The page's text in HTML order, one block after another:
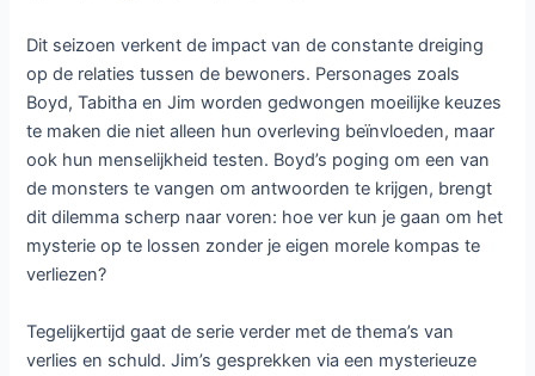
Dit seizoen verkent de impact van de constante dreiging
op de relaties tussen de bewoners. Personages zoals
Boyd, Tabitha en Jim worden gedwongen moeilijke keuzes
te maken die niet alleen hun overleving beïnvloeden, maar
ook hun menselijkheid testen. Boyd’s poging om een van
de monsters te vangen om antwoorden te krijgen, brengt
dit dilemma scherp naar voren: hoe ver kun je gaan om het
mysterie op te lossen zonder je eigen morele kompas te
verliezen?
Tegelijkertijd gaat de serie verder met de thema’s van
verlies en schuld. Jim’s gesprekken via een mysterieuze